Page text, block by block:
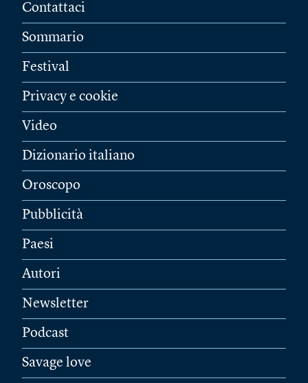
Contattaci
Sommario
Festival
Privacy e cookie
Video
Dizionario italiano
Oroscopo
Pubblicità
Paesi
Autori
Newsletter
Podcast
Savage love